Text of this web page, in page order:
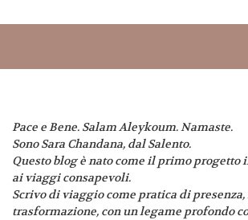
Pace e Bene. Salam Aleykoum. Namaste.
Sono Sara Chandana, dal Salento.
Questo blog è nato come il primo progetto
ai viaggi consapevoli.
Scrivo di viaggio come pratica di
trasformazione, con un legame profondo